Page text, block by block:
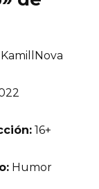
KamillNova
16+
Humor